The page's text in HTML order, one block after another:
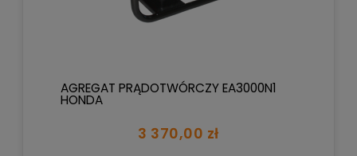
AGREGAT PRĄDOTWÓRCZY EA3000N1
HONDA
3 370,00 zł